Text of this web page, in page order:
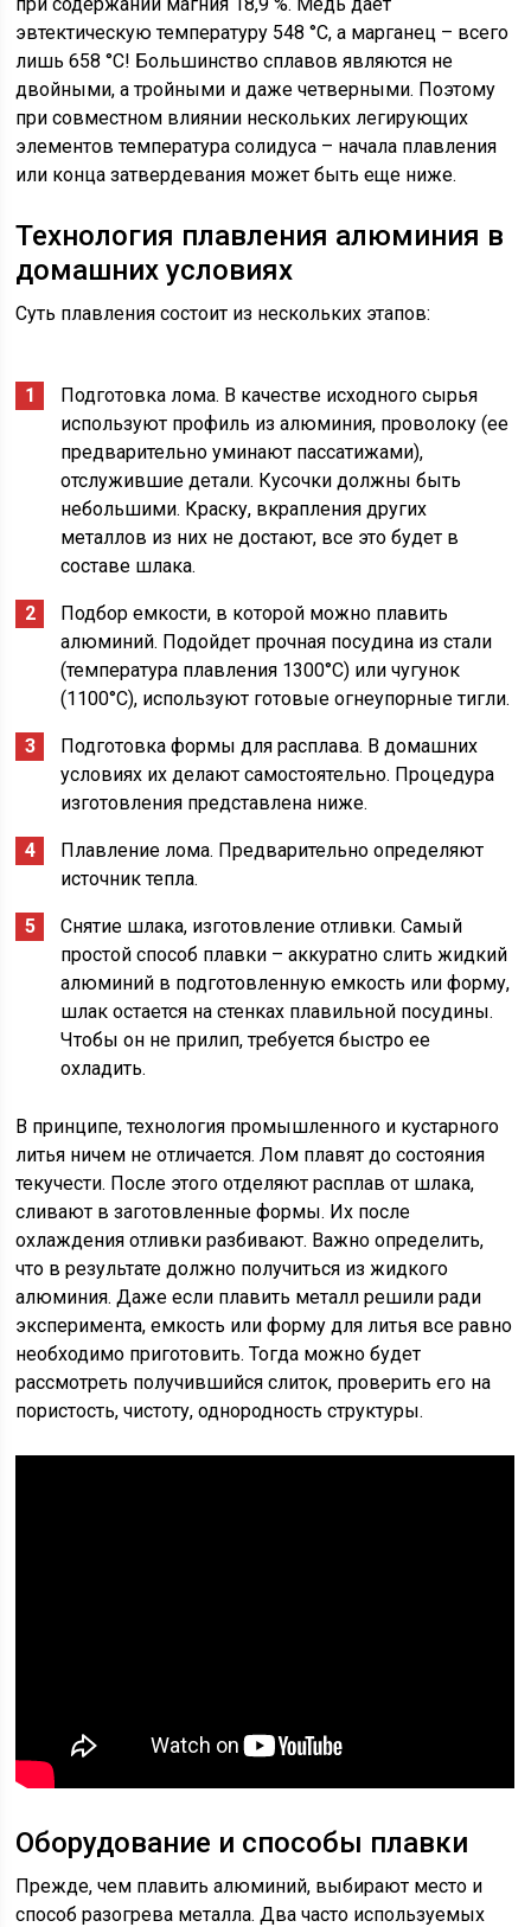
эвтектическую температуру 548 °С, а марганец – всего
лишь 658 °С! Большинство сплавов являются не
двойными, а тройными и даже четверными. Поэтому
при совместном влиянии нескольких легирующих
элементов температура солидуса – начала плавления
или конца затвердевания может быть еще ниже.
Технология плавления алюминия в
домашних условиях
Суть плавления состоит из нескольких этапов:
Подготовка лома. В качестве исходного сырья
используют профиль из алюминия, проволоку (ее
предварительно уминают пассатижами),
отслужившие детали. Кусочки должны быть
небольшими. Краску, вкрапления других
металлов из них не достают, все это будет в
составе шлака.
Подбор емкости, в которой можно плавить
алюминий. Подойдет прочная посудина из стали
(температура плавления 1300°С) или чугунок
(1100°С), используют готовые огнеупорные тигли.
Подготовка формы для расплава. В домашних
условиях их делают самостоятельно. Процедура
изготовления представлена ниже.
Плавление лома. Предварительно определяют
источник тепла.
Снятие шлака, изготовление отливки. Самый
простой способ плавки – аккуратно слить жидкий
алюминий в подготовленную емкость или форму,
шлак остается на стенках плавильной посудины.
Чтобы он не прилип, требуется быстро ее
охладить.
В принципе, технология промышленного и кустарного
литья ничем не отличается. Лом плавят до состояния
текучести. После этого отделяют расплав от шлака,
сливают в заготовленные формы. Их после
охлаждения отливки разбивают. Важно определить,
что в результате должно получиться из жидкого
алюминия. Даже если плавить металл решили ради
эксперимента, емкость или форму для литья все равно
необходимо приготовить. Тогда можно будет
рассмотреть получившийся слиток, проверить его на
пористость, чистоту, однородность структуры.
Оборудование и способы плавки
Прежде, чем плавить алюминий, выбирают место и
способ разогрева металла. Два часто используемых